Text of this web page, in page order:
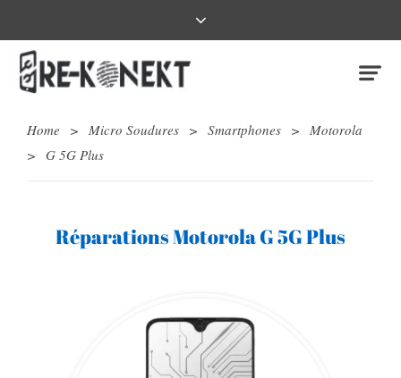
Home > Micro Soudures > Smartphones > Motorola
> G 5G Plus
Réparations Motorola G 5G Plus